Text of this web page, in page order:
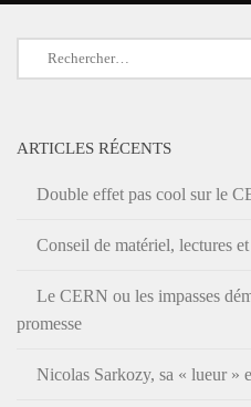
Rechercher :
ARTICLES RÉCENTS
Double effet pas cool sur le
Conseil de matériel, lectures
Le CERN ou les impasses
promesse
Nicolas Sarkozy, sa « lueur »